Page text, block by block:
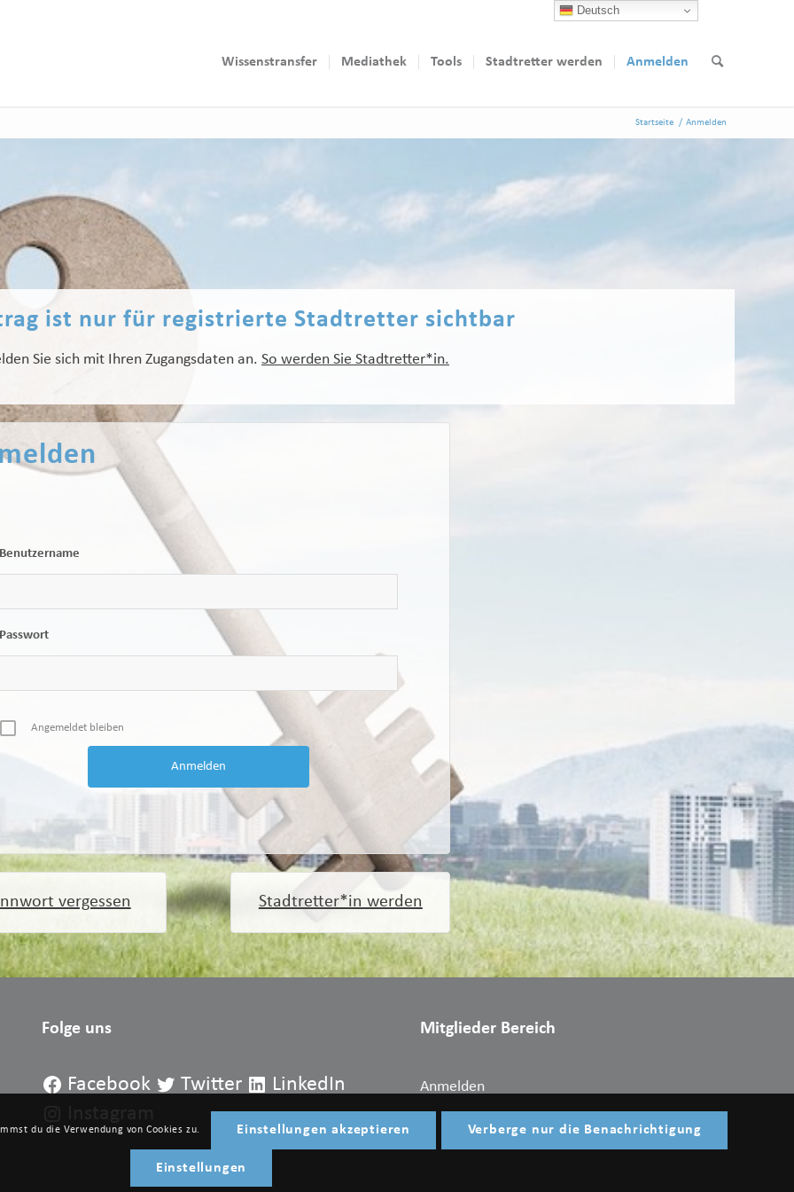
Wissenstransfer Mediathek Tools Stadtretter werden Anmelden
Startseite / Anmelden
ist nur für registrierte Stadtretter sichtbar
Sie sich mit Ihren Zugangsdaten an. So werden Sie Stadtretter*in.
Angemeldet bleiben
vergessen Stadtretter*in werden
Folge uns
Facebook Twitter
LinkedIn
Mitglieder Bereich
Anmelden
du die Verwendung von Cookies zu. Einstellungen akzeptieren Verberge nur die Benachrichtigung
Einstellungen
Deutsch